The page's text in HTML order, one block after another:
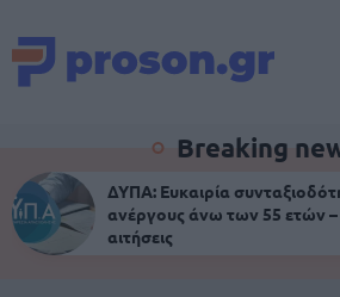
Breaking
ΔΥΠΑ: Ευκαιρία
ανέργους άνω των 55 ετών –
αιτήσεις